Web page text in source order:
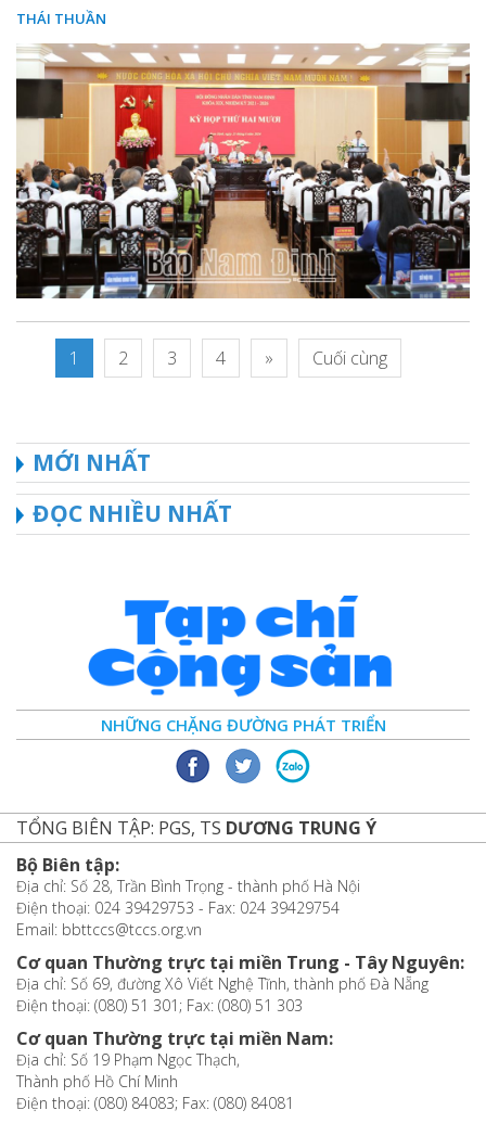
THÁI THUẦN
1 2 3 4 » Cuối cùng
MỚI NHẤT
ĐỌC NHIỀU NHẤT
NHỮNG CHẶNG ĐƯỜNG PHÁT TRIỂN
TỔNG BIÊN TẬP: PGS, TS DƯƠNG TRUNG Ý
Bộ Biên tập:
Địa chỉ: Số 28, Trần Bình Trọng - thành phố Hà Nội
Điện thoại: 024 39429753 - Fax: 024 39429754
Email: bbttccs@tccs.org.vn
Cơ quan Thường trực tại miền Trung - Tây Nguyên:
Địa chỉ: Số 69, đường Xô Viết Nghệ Tĩnh, thành phố Đà Nẵng
Điện thoại: (080) 51 301; Fax: (080) 51 303
Cơ quan Thường trực tại miền Nam:
Địa chỉ: Số 19 Phạm Ngọc Thạch,
Thành phố Hồ Chí Minh
Điện thoại: (080) 84083; Fax: (080) 84081